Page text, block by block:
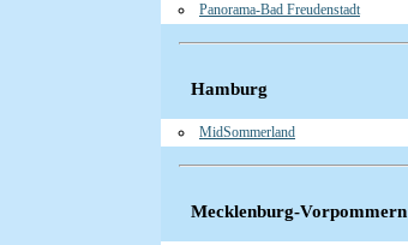
Panorama-Bad Freudenstadt
Hamburg
MidSommerland
Mecklenburg-Vorpommern